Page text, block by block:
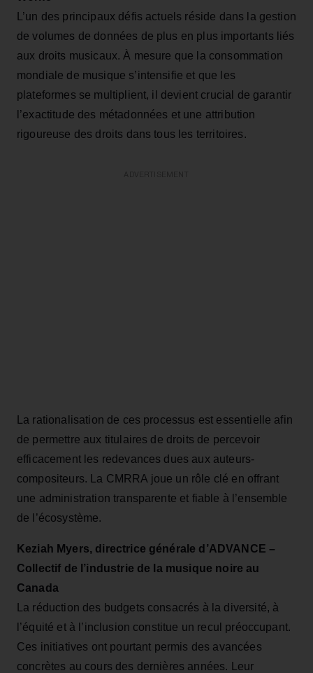
L’un des principaux défis actuels réside dans la gestion
de volumes de données de plus en plus importants liés
aux droits musicaux. À mesure que la consommation
mondiale de musique s’intensifie et que les
plateformes se multiplient, il devient crucial de garantir
l’exactitude des métadonnées et une attribution
rigoureuse des droits dans tous les territoires.
La rationalisation de ces processus est essentielle afin
de permettre aux titulaires de droits de percevoir
efficacement les redevances dues aux auteurs-
compositeurs. La CMRRA joue un rôle clé en offrant
une administration transparente et fiable à l’ensemble
de l’écosystème.
Keziah Myers, directrice générale d’ADVANCE –
Collectif de l’industrie de la musique noire au
Canada
La réduction des budgets consacrés à la diversité, à
l’équité et à l’inclusion constitue un recul préoccupant.
Ces initiatives ont pourtant permis des avancées
concrètes au cours des dernières années. Leur